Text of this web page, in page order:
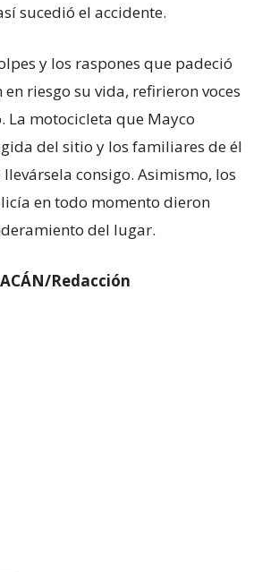
sucedió el accidente.
y los raspones que padeció
en riesgo su vida, refirieron voces
La motocicleta que Mayco
del sitio y los familiares de él
consigo. Asimismo, los
en todo momento dieron
del lugar.
Redacción